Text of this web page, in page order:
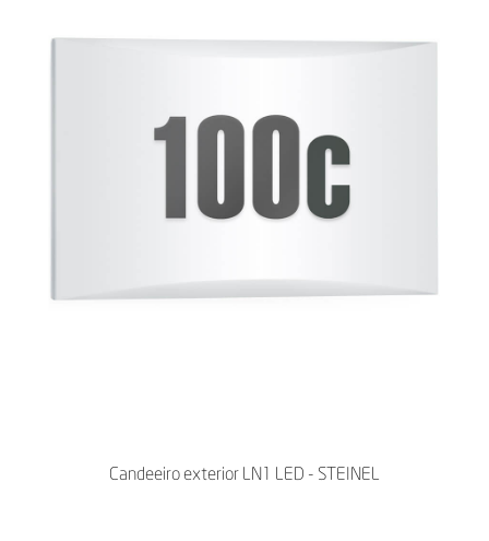
Candeeiro exterior LN1 LED - STEINEL